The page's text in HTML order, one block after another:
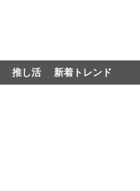
推し活 新着トレンド